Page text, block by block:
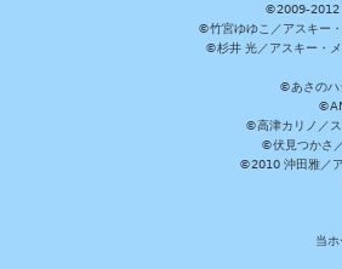
©2009-2012
©竹宮ゆゆこ／アスキー
©杉井 光／アスキー・
©あさのハ
©高津カリノ／
©伏見つかさ
©2010 沖田雅／
当